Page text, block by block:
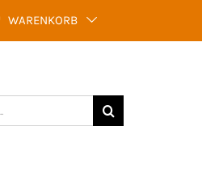
WARENKORB